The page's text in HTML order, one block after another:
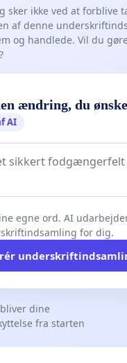
sker ikke ved at forblive
af denne
og handlede. Vil du
ændring, du
AI
egne ord. AI
for dig.
dine
fra starten